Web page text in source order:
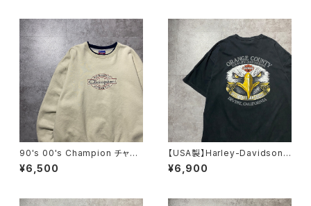
90's 00's Champion チャン
ピオン 刺繍ロゴ ラインリ
ブ ベージュ スウェット トレ
¥6,500
【USA製】Harley-Davidson
ハーレーダビッドソン 両面プリ
ント イーグル ブラック 黒
¥6,900